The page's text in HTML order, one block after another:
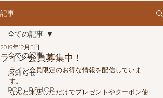
記事
全ての記事
お知らせ
POP UP SHOP
全ての記事
ライン会員募集中！
2019年12月5日
ライン会員限定のお得な情報を配信していま
す。
なんと来店しただけでプレゼントやクーポン使